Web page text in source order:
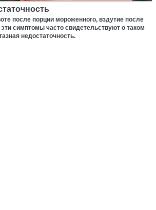
после порции мороженного, вздутие после
симптомы часто свидетельствуют о таком
недостаточность.